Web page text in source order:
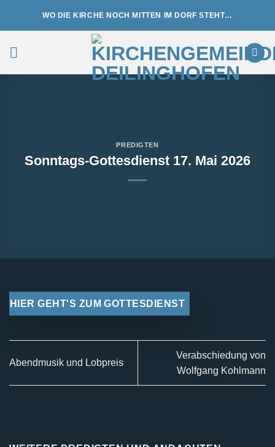
WO DIE KIRCHE NOCH MITTEN IM DORF STEHT…
PREDIGTEN
Sonntags-Gottesdienst 17. Mai 2026
HIER GEHT'S ZUM GOTTESDIENST
Abendmusik und Lobpreis
Verabschiedung von
Wolfgang Kohlmann